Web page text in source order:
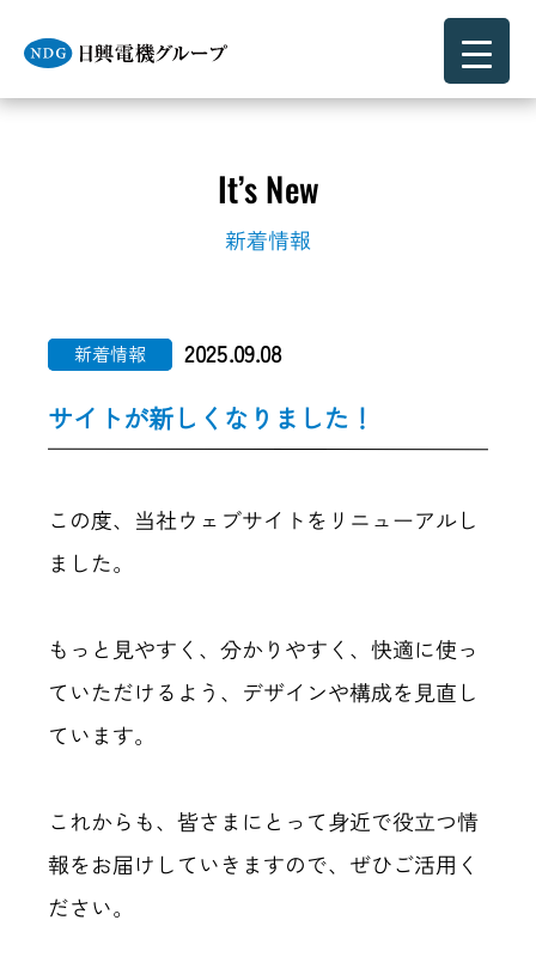
It’s New
新着情報
新着情報 2025.09.08
サイトが新しくなりました！
この度、当社ウェブサイトをリニューアルし
ました。
もっと見やすく、分かりやすく、快適に使っ
ていただけるよう、デザインや構成を見直し
ています。
これからも、皆さまにとって身近で役立つ情
報をお届けしていきますので、ぜひご活用く
ださい。